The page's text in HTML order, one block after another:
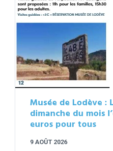
Musée de Lodève :
dimanche du mois
euros pour tous
9 AOÛT 2026